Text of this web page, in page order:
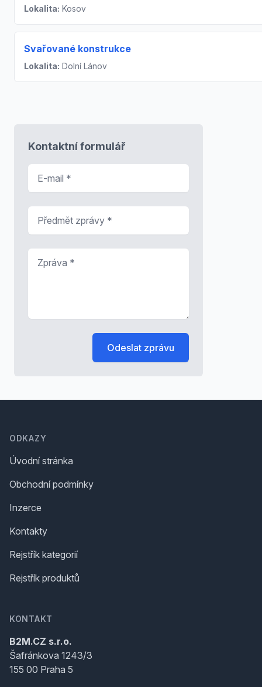
Lokalita: Kosov
Svařované konstrukce
Lokalita: Dolní Lánov
Kontaktní formulář
Odeslat zprávu
ODKAZY
Úvodní stránka
Obchodní podmínky
Inzerce
Kontakty
Rejstřík kategorií
Rejstřík produktů
KONTAKT
B2M.CZ s.r.o.
Šafránkova 1243/3
155 00 Praha 5